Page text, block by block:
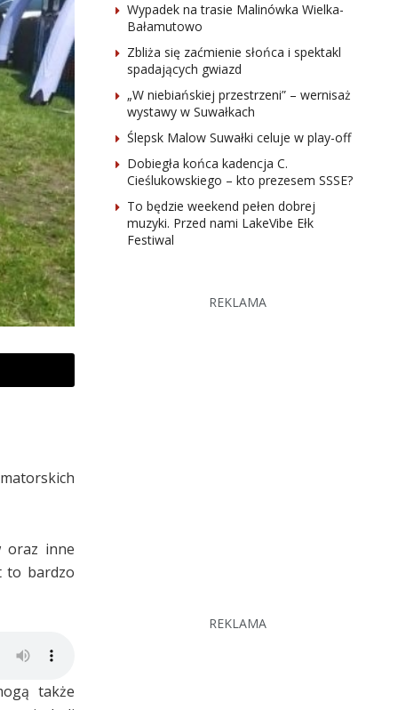
oraz inne
to bardzo
także
Wypadek na trasie Malinówka Wielka-
Bałamutowo
Zbliża się zaćmienie słońca i spektakl
spadających gwiazd
„W niebiańskiej przestrzeni” – wernisaż
wystawy w Suwałkach
Ślepsk Malow Suwałki celuje w play-off
Dobiegła końca kadencja C.
Cieślukowskiego – kto prezesem SSSE?
To będzie weekend pełen dobrej
muzyki. Przed nami LakeVibe Ełk
Festiwal
REKLAMA
REKLAMA